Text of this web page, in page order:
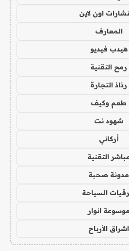
اون لاين
المعارف
هيدب فيديو
رمح التقنية
رذاذ التجارة
طعم وكيف
شهود نت
أركاني
التقنية
مدونة صحبة
السياحة
موسوعة انوار
اشراق الأرباح